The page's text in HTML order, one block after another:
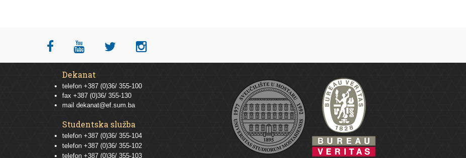
Dekanat
telefon +387 (0)36/ 355-100
fax +387 (0)36/ 355-130
mail dekanat@ef.sum.ba
Studentska služba
telefon +387 (0)36/ 355-104
telefon +387 (0)36/ 355-102
telefon +387 (0)36/ 355-103